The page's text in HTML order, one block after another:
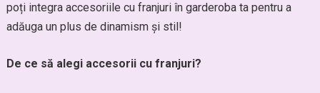
poți integra accesoriile cu franjuri în garderoba ta pentru a
adăuga un plus de dinamism și stil!
De ce să alegi accesorii cu franjuri?